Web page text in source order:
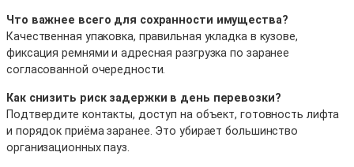
Что важнее всего для сохранности имущества?
Качественная упаковка, правильная укладка в кузове,
фиксация ремнями и адресная разгрузка по заранее
согласованной очередности.
Как снизить риск задержки в день перевозки?
Подтвердите контакты, доступ на объект, готовность лифта
и порядок приёма заранее. Это убирает большинство
организационных пауз.